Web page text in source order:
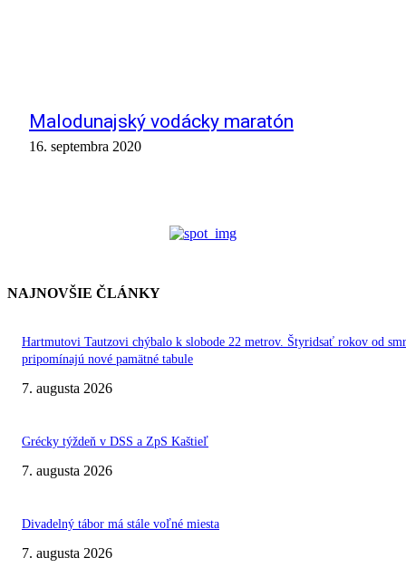
Malodunajský vodácky maratón
16. septembra 2020
NAJNOVŠIE ČLÁNKY
Hartmutovi Tautzovi chýbalo k slobode 22 metrov. Štyridsať rokov od
pripomínajú nové pamätné tabule
7. augusta 2026
Grécky týždeň v DSS a ZpS Kaštieľ
7. augusta 2026
Divadelný tábor má stále voľné miesta
7. augusta 2026